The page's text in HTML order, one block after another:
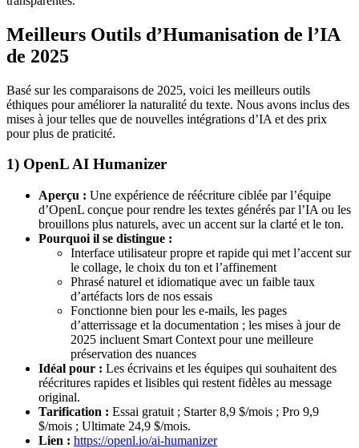
Meilleurs Outils d’Humanisation de l’IA
de 2025
Basé sur les comparaisons de 2025, voici les meilleurs outils
éthiques pour améliorer la naturalité du texte. Nous avons inclus des
mises à jour telles que de nouvelles intégrations d’IA et des prix
pour plus de praticité.
1) OpenL AI Humanizer
Aperçu : Une expérience de réécriture ciblée par l’équipe
d’OpenL conçue pour rendre les textes générés par l’IA ou les
brouillons plus naturels, avec un accent sur la clarté et le ton.
Pourquoi il se distingue :
Interface utilisateur propre et rapide qui met l’accent sur
le collage, le choix du ton et l’affinement
Phrasé naturel et idiomatique avec un faible taux
d’artéfacts lors de nos essais
Fonctionne bien pour les e-mails, les pages
d’atterrissage et la documentation ; les mises à jour de
2025 incluent Smart Context pour une meilleure
préservation des nuances
Idéal pour : Les écrivains et les équipes qui souhaitent des
réécritures rapides et lisibles qui restent fidèles au message
original.
Tarification : Essai gratuit ; Starter 8,9 $/mois ; Pro 9,9
$/mois ; Ultimate 24,9 $/mois.
Lien : https://openl.io/ai-humanizer